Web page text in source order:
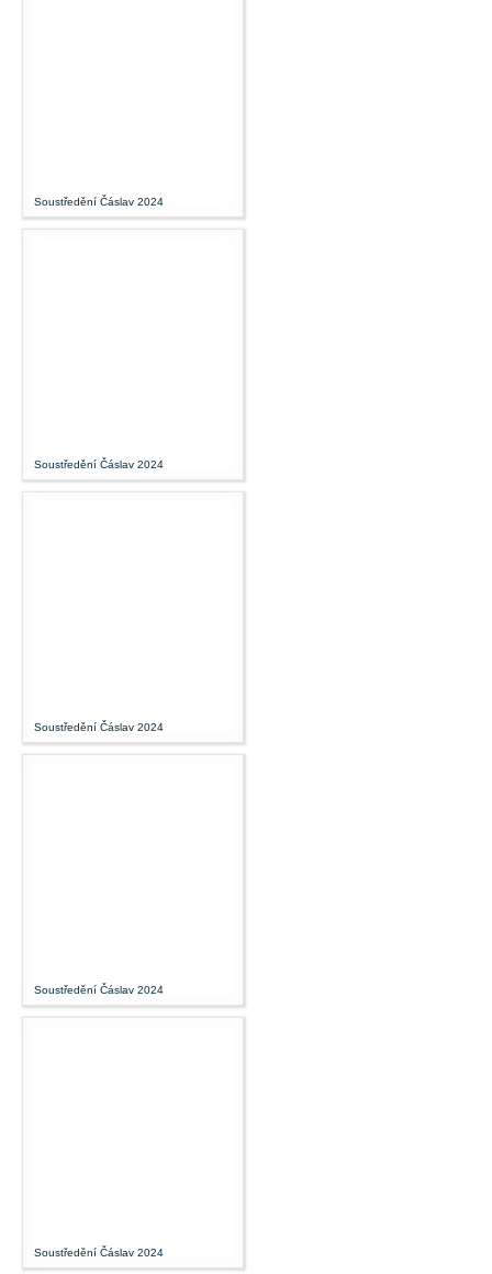
Soustředění Čáslav 2024
Soustředění Čáslav 2024
Soustředění Čáslav 2024
Soustředění Čáslav 2024
Soustředění Čáslav 2024